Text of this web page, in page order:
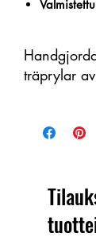
träprylar